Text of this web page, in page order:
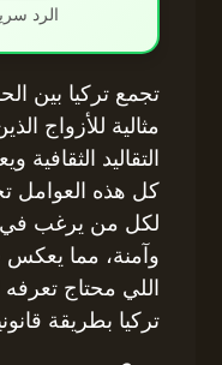
الرد
تجمع تركيا بين
مثالية للأزواج
التقاليد
كل هذه العوامل
لكل من يرغب في
وآمنة، مما يعكس
اللي محتاج
تركيا بطريقة